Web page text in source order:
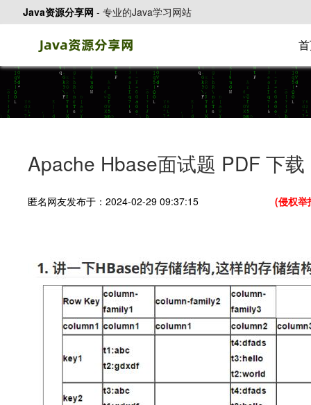
Java资源分享网 - 专业的Java学习网站
Apache Hbase面试题 PDF 下载
匿名网友发布于：2024-02-29 09:37:15 (侵权举